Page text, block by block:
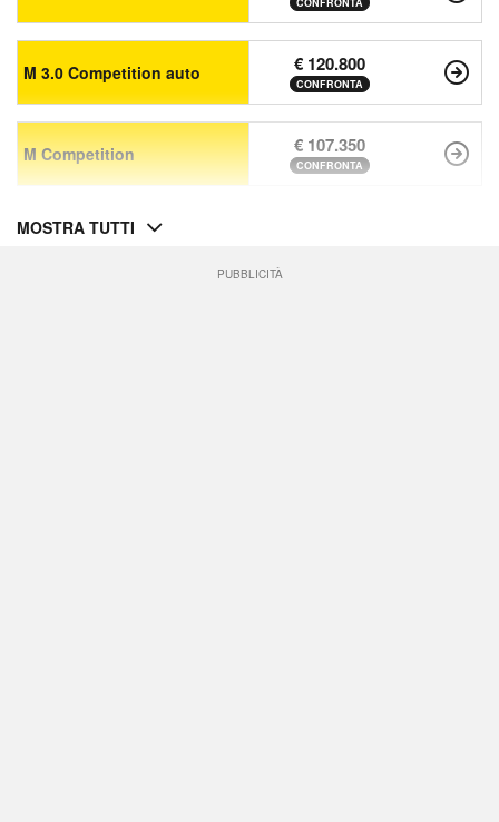
CONFRONTA
M 3.0 Competition auto € 120.800
CONFRONTA
M Competition € 107.350
CONFRONTA
MOSTRA TUTTI
PUBBLICITÀ